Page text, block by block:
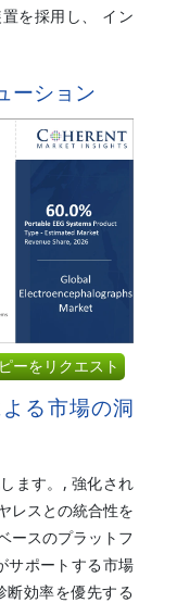
を採用し、 イン
ーション
ーをリクエスト
る市場の洞
ます。, 強化され
レスとの統合性を
ースのプラットフ
サポートする市場
効率を優先する